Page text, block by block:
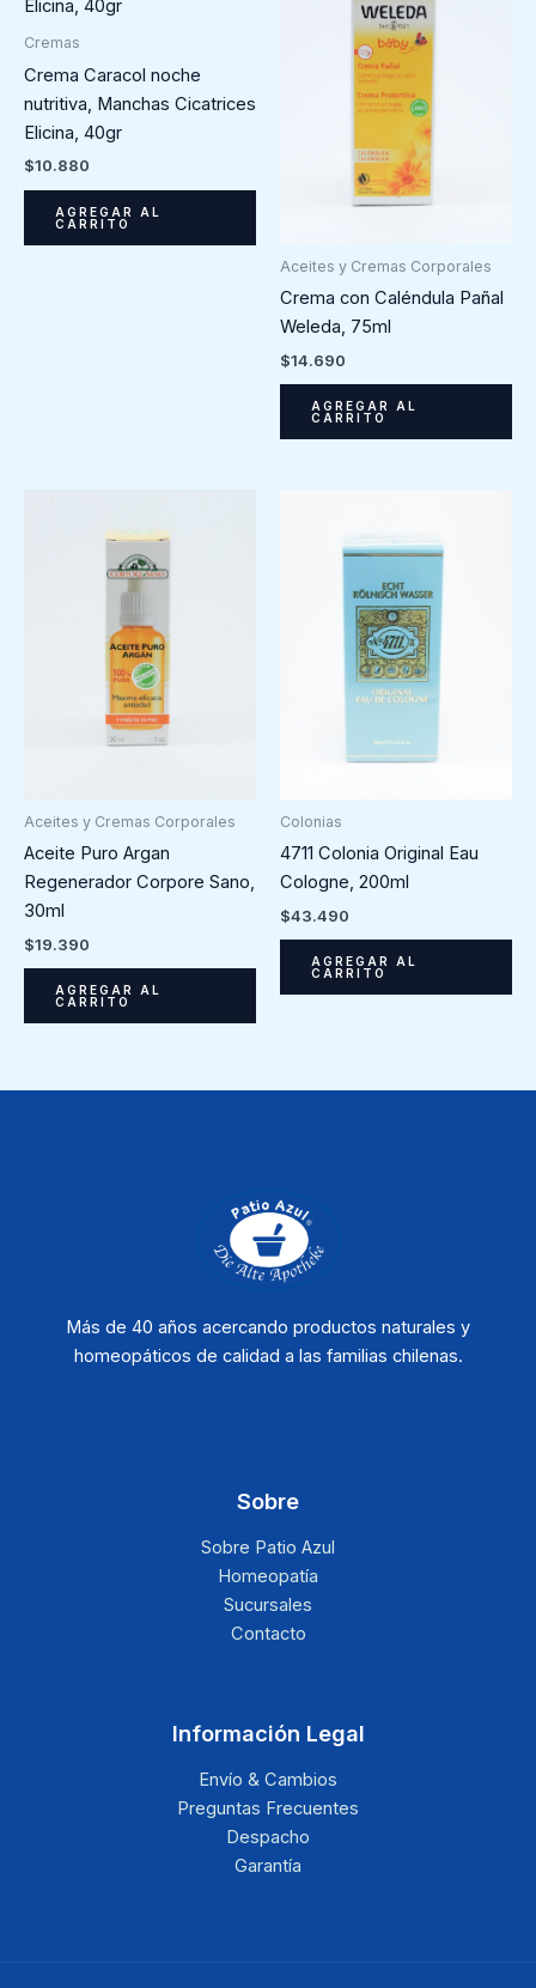
Cremas
Crema Caracol noche
nutritiva, Manchas Cicatrices
Elicina, 40gr
$10.880
AGREGAR AL
CARRITO
Aceites y Cremas Corporales
Crema con Caléndula Pañal
Weleda, 75ml
$14.690
AGREGAR AL
CARRITO
Aceites y Cremas Corporales
Aceite Puro Argan
Regenerador Corpore Sano,
30ml
$19.390
AGREGAR AL
CARRITO
Colonias
4711 Colonia Original Eau
Cologne, 200ml
$43.490
AGREGAR AL
CARRITO
Más de 40 años acercando productos naturales y
homeopáticos de calidad a las familias chilenas.
Sobre
Sobre Patio Azul
Homeopatía
Sucursales
Contacto
Información Legal
Envío & Cambios
Preguntas Frecuentes
Despacho
Garantía